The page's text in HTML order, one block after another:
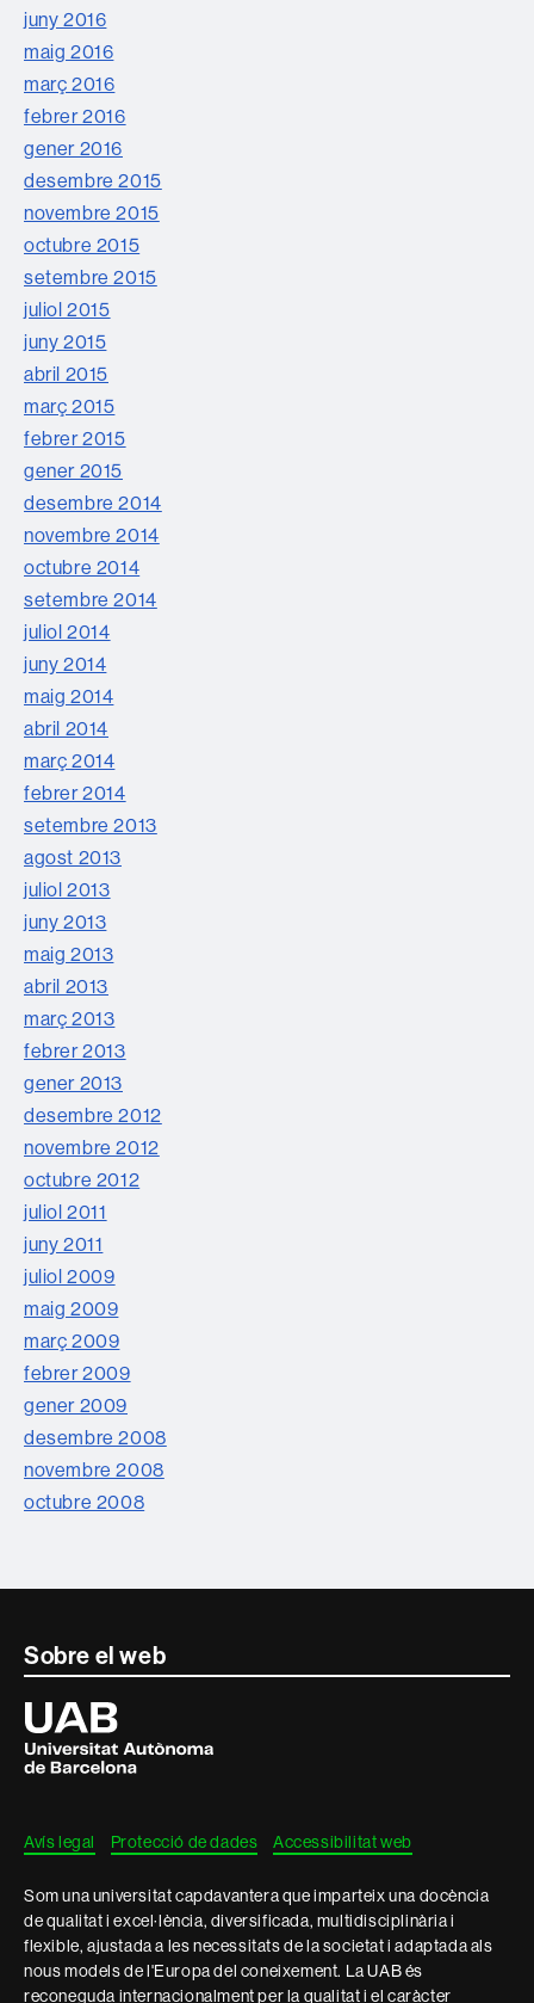
juny 2016
maig 2016
març 2016
febrer 2016
gener 2016
desembre 2015
novembre 2015
octubre 2015
setembre 2015
juliol 2015
juny 2015
abril 2015
març 2015
febrer 2015
gener 2015
desembre 2014
novembre 2014
octubre 2014
setembre 2014
juliol 2014
juny 2014
maig 2014
abril 2014
març 2014
febrer 2014
setembre 2013
agost 2013
juliol 2013
juny 2013
maig 2013
abril 2013
març 2013
febrer 2013
gener 2013
desembre 2012
novembre 2012
octubre 2012
juliol 2011
juny 2011
juliol 2009
maig 2009
març 2009
febrer 2009
gener 2009
desembre 2008
novembre 2008
octubre 2008
Contacte
informació
legal
Sobre el web
Universitat
Autònoma
de
Barcelona
Avís legal Protecció de dades Accessibilitat web
Som una universitat capdavantera que imparteix una docència
de qualitat i excel·lència, diversificada, multidisciplinària i
flexible, ajustada a les necessitats de la societat i adaptada als
nous models de l'Europa del coneixement. La UAB és
reconeguda internacionalment per la qualitat i el caràcter